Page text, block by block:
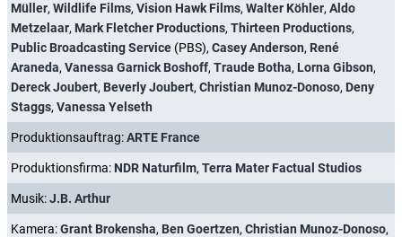
Müller, Wildlife Films, Vision Hawk Films, Walter Köhler, Aldo
Metzelaar, Mark Fletcher Productions, Thirteen Productions,
Public Broadcasting Service (PBS), Casey Anderson, René
Araneda, Vanessa Garnick Boshoff, Traude Botha, Lorna Gibson,
Dereck Joubert, Beverly Joubert, Christian Munoz-Donoso, Deny
Staggs, Vanessa Yelseth
Produktionsauftrag:ARTE France
Produktionsfirma: NDR Naturfilm, Terra Mater Factual Studios
Musik:J.B. Arthur
Kamera:Grant Brokensha, Ben Goertzen, Christian Munoz-Donoso,